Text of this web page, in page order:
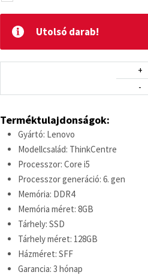
Utolsó darab!
-
+
Terméktulajdonságok:
Gyártó: Lenovo
Modellcsalád: ThinkCentre
Processzor: Core i5
Processzor generáció: 6. gen
Memória: DDR4
Memória méret: 8GB
Tárhely: SSD
Tárhely méret: 128GB
Házméret: SFF
Garancia: 3 hónap